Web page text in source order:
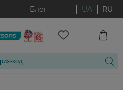
Блог UA RU